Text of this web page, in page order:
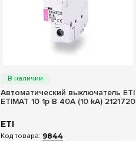
Автоматический выключатель ETI
ETIMAT 10 1p B 40А (10 kA) 2121720
ETI
9844